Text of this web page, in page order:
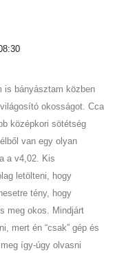
is bányásztam közben
okosságot. Cca
középkori sötétség
van egy olyan
a v4,02. Kis
letölteni, hogy
tény, hogy
meg okos. Mindjárt
mert én “csak” gép és
így-úgy olvasni